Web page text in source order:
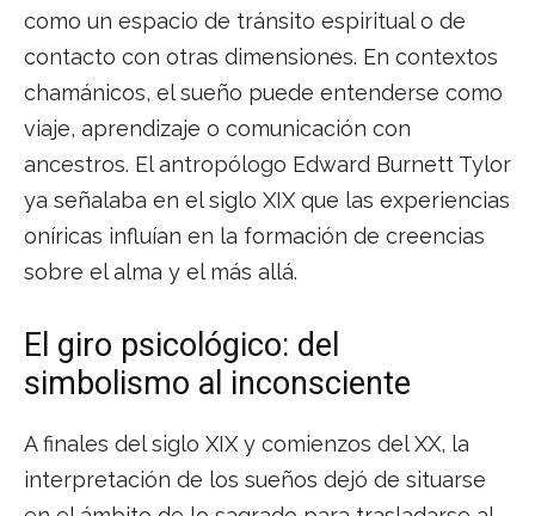
como un espacio de tránsito espiritual o de
contacto con otras dimensiones. En contextos
chamánicos, el sueño puede entenderse como
viaje, aprendizaje o comunicación con
ancestros. El antropólogo Edward Burnett Tylor
ya señalaba en el siglo XIX que las experiencias
oníricas influían en la formación de creencias
sobre el alma y el más allá.
El giro psicológico: del
simbolismo al inconsciente
A finales del siglo XIX y comienzos del XX, la
interpretación de los sueños dejó de situarse